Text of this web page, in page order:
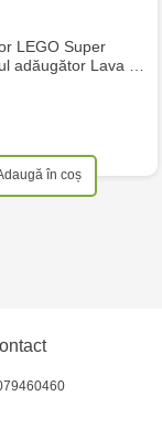
LEGO Super
adăugător Lava …
în coș